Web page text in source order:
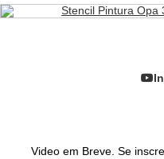
Video em Breve. Se